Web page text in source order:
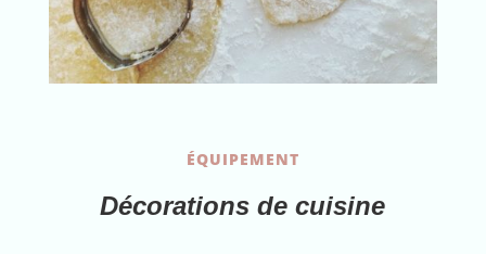
ÉQUIPEMENT
Décorations de cuisine